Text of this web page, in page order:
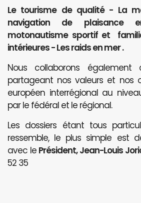
Le tourisme de qualité - La
navigation de
motonautisme sportif et
intérieures - Les raids en mer .
Nous collaborons
partageant nos valeurs et nos
européen interrégional au
par le fédéral et le régional.
Les dossiers étant tous
ressemble, le plus simple est
avec le Président, Jean-Louis
52 35